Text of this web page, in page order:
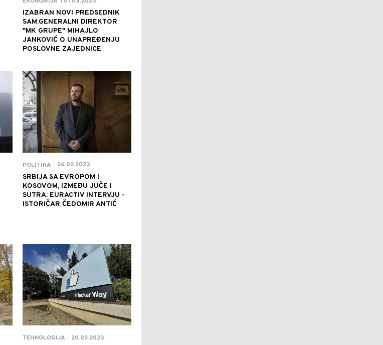
IZABRAN NOVI PREDSEDNIK
SAM:GENERALNI DIREKTOR
"MK GRUPE" MIHAJLO
JANKOVIĆ O UNAPREĐENJU
POSLOVNE ZAJEDNICE
POLITIKA 26.02.2023.
SRBIJA SA EVROPOM I
KOSOVOM, IZMEĐU JUČE I
SUTRA: EURACTIV INTERVJU -
ISTORIČAR ČEDOMIR ANTIĆ
TEHNOLOGIJA 20.02.2023.